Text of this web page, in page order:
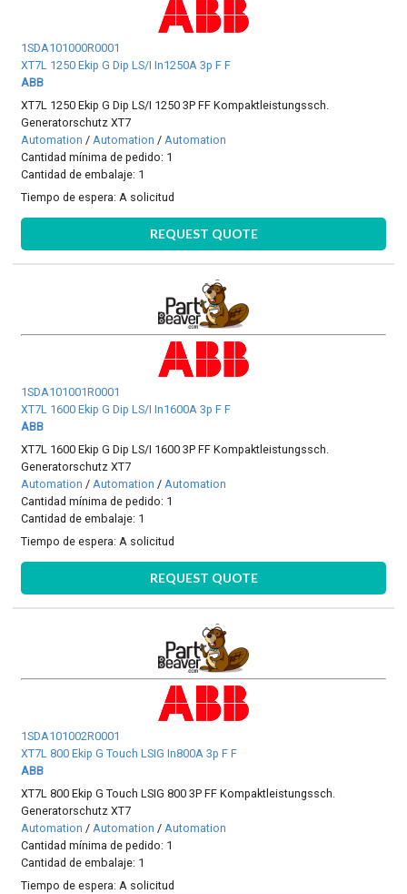
1SDA101000R0001
XT7L 1250 Ekip G Dip LS/I In1250A 3p F F
ABB
XT7L 1250 Ekip G Dip LS/I 1250 3P FF Kompaktleistungssch.
Generatorschutz XT7
Automation / Automation / Automation
Cantidad mínima de pedido: 1
Cantidad de embalaje: 1
Tiempo de espera:A solicitud
REQUEST QUOTE
1SDA101001R0001
XT7L 1600 Ekip G Dip LS/I In1600A 3p F F
ABB
XT7L 1600 Ekip G Dip LS/I 1600 3P FF Kompaktleistungssch.
Generatorschutz XT7
Automation / Automation / Automation
Cantidad mínima de pedido: 1
Cantidad de embalaje: 1
Tiempo de espera:A solicitud
REQUEST QUOTE
1SDA101002R0001
XT7L 800 Ekip G Touch LSIG In800A 3p F F
ABB
XT7L 800 Ekip G Touch LSIG 800 3P FF Kompaktleistungssch.
Generatorschutz XT7
Automation / Automation / Automation
Cantidad mínima de pedido: 1
Cantidad de embalaje: 1
Tiempo de espera:A solicitud